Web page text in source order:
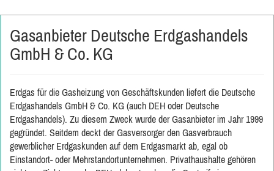
Gasanbieter Deutsche Erdgashandels
GmbH & Co. KG
Erdgas für die Gasheizung von Geschäftskunden liefert die Deutsche
Erdgashandels GmbH & Co. KG (auch DEH oder Deutsche
Erdgashandels). Zu diesem Zweck wurde der Gasanbieter im Jahr 1999
gegründet. Seitdem deckt der Gasversorger den Gasverbrauch
gewerblicher Erdgaskunden auf dem Erdgasmarkt ab, egal ob
Einstandort- oder Mehrstandortunternehmen. Privathaushalte gehören